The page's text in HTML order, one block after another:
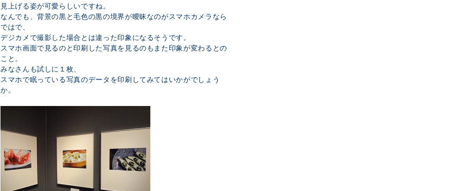
見上げる姿が可愛らしいですね。
なんでも、背景の黒と毛色の黒の境界が曖昧なのがスマホカメラなら
ではで、
デジカメで撮影した場合とは違った印象になるそうです。
スマホ画面で見るのと印刷した写真を見るのもまた印象が変わるとの
こと。
みなさんも試しに１枚、
スマホで眠っている写真のデータを印刷してみてはいかがでしょう
か。